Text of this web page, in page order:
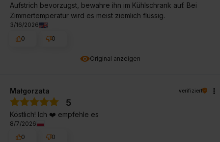
Original anzeigen
Aufstrich bevorzugst, bewahre ihn im Kühlschrank auf. Bei
Zimmertemperatur wird es meist ziemlich flüssig.
3/16/2026
0
0
Małgorzata verifiziert
5
Köstlich! Ich ❤️ empfehle es
8/7/2026
0
0